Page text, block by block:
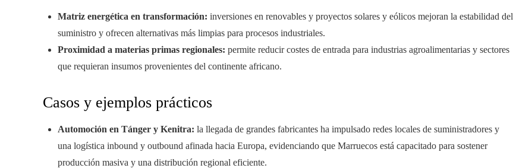
Matriz energética en transformación: inversiones en renovables y proyectos solares y eólicos mejoran la estabilidad del
suministro y ofrecen alternativas más limpias para procesos industriales.
Proximidad a materias primas regionales: permite reducir costes de entrada para industrias agroalimentarias y sectores
que requieran insumos provenientes del continente africano.
Casos y ejemplos prácticos
Automoción en Tánger y Kenitra: la llegada de grandes fabricantes ha impulsado redes locales de suministradores y
una logística inbound y outbound afinada hacia Europa, evidenciando que Marruecos está capacitado para sostener
producción masiva y una distribución regional eficiente.